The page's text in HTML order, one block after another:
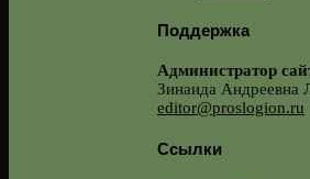
Поддержка
Администратор
Зинаида Андреевна
editor@proslogion.ru
Ссылки